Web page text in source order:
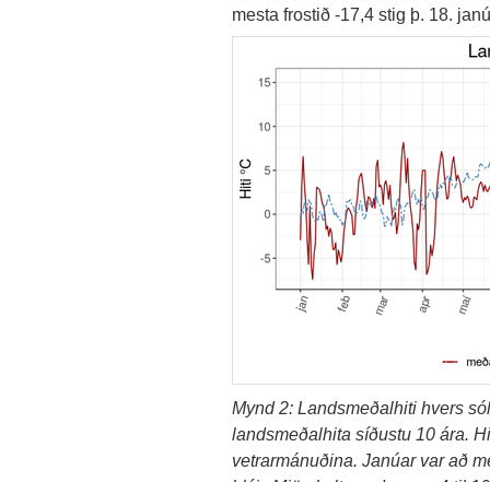
mesta frostið -17,4 stig þ. 18.
Mynd 2: Landsmeðalhiti hvers
landsmeðalhita síðustu 10 ára.
vetrarmánuðina. Janúar var að